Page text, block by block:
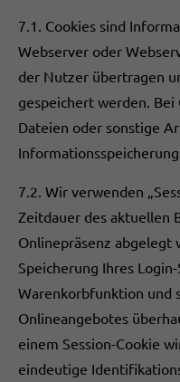
7.1. Cookies sind
Webserver oder
der Nutzer übertragen
gespeichert werden. Bei
Dateien oder sonstige
7.2. Wir verwenden
Zeitdauer des aktuellen
Onlinepräsenz abgelegt
Speicherung Ihres
Warenkorbfunktion und
Onlineangebotes
einem Session-Cookie
eindeutige